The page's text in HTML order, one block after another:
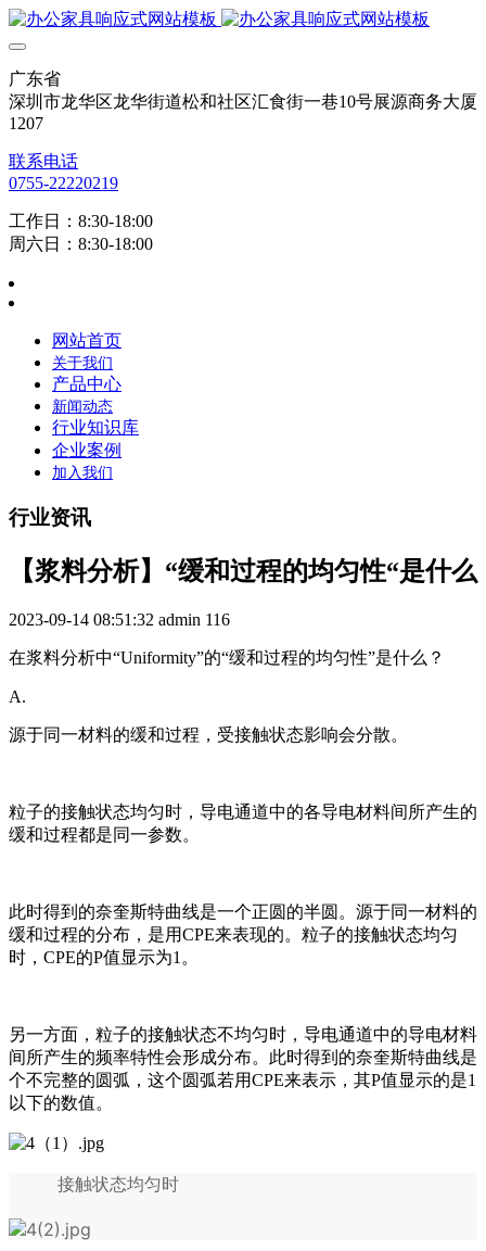
广东省
深圳市龙华区龙华街道松和社区汇食街一巷10号展源商务大厦
1207
联系电话
0755-22220219
工作日：8:30-18:00
周六日：8:30-18:00
网站首页
关于我们
产品中心
新闻动态
行业知识库
企业案例
加入我们
行业资讯
【浆料分析】“缓和过程的均匀性“是什么
2023-09-14 08:51:32 admin 116
在浆料分析中“Uniformity”的“缓和过程的均匀性”是什么？
A.
源于同一材料的缓和过程，受接触状态影响会分散。
粒子的接触状态均匀时，导电通道中的各导电材料间所产生的
缓和过程都是同一参数。
此时得到的奈奎斯特曲线是一个正圆的半圆。源于同一材料的
缓和过程的分布，是用CPE来表现的。粒子的接触状态均匀
时，CPE的P值显示为1。
另一方面，粒子的接触状态不均匀时，导电通道中的导电材料
间所产生的频率特性会形成分布。此时得到的奈奎斯特曲线是
个不完整的圆弧，这个圆弧若用CPE来表示，其P值显示的是1
以下的数值。
接触状态均匀时